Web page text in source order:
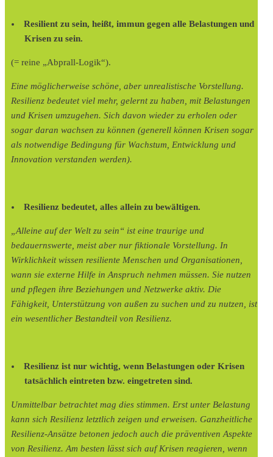
Resilient zu sein, heißt, immun gegen alle Belastungen und
Krisen zu sein.
(= reine „Abprall-Logik“).
Eine möglicherweise schöne, aber unrealistische Vorstellung.
Resilienz bedeutet viel mehr, gelernt zu haben, mit Belastungen
und Krisen umzugehen. Sich davon wieder zu erholen oder
sogar daran wachsen zu können (generell können Krisen sogar
als notwendige Bedingung für Wachstum, Entwicklung und
Innovation verstanden werden).
Resilienz bedeutet, alles allein zu bewältigen.
„Alleine auf der Welt zu sein“ ist eine traurige und
bedauernswerte, meist aber nur fiktionale Vorstellung. In
Wirklichkeit wissen resiliente Menschen und Organisationen,
wann sie externe Hilfe in Anspruch nehmen müssen. Sie nutzen
und pflegen ihre Beziehungen und Netzwerke aktiv. Die
Fähigkeit, Unterstützung von außen zu suchen und zu nutzen, ist
ein wesentlicher Bestandteil von Resilienz.
Resilienz ist nur wichtig, wenn Belastungen oder Krisen
tatsächlich eintreten bzw. eingetreten sind.
Unmittelbar betrachtet mag dies stimmen. Erst unter Belastung
kann sich Resilienz letztlich zeigen und erweisen. Ganzheitliche
Resilienz-Ansätze betonen jedoch auch die präventiven Aspekte
von Resilienz. Am besten lässt sich auf Krisen reagieren, wenn